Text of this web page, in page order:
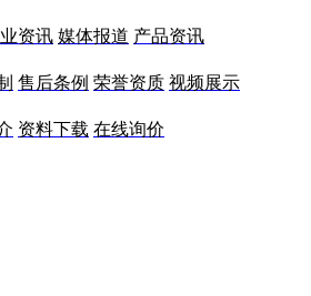
资讯 媒体报道 产品资讯
售后条例 荣誉资质 视频展示
资料下载 在线询价